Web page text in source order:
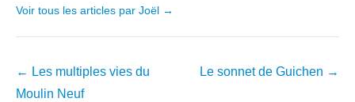
Voir tous les articles par Joël →
Navigation
dans
← Les multiples vies du
Moulin Neuf
Le sonnet de Guichen →